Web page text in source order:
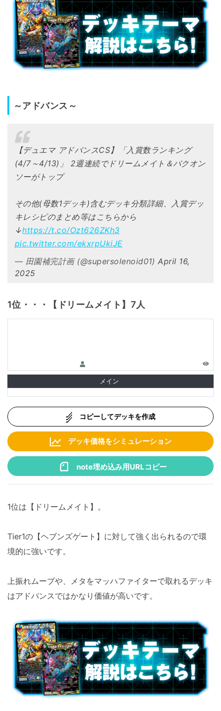
～アドバンス～
【デュエマ アドバンスCS】「入賞数ランキング
(4/7～4/13)」 2週連続でドリームメイト＆バクオン
ソーがトップ
その他(母数1デッキ)含むデッキ分類詳細、入賞デッ
キレシピのまとめ等はこちらから
↓https://t.co/Ozt626ZKh3
pic.twitter.com/ekxrpUkiJE
— 田園補完計画 (@supersolenoid01)April 16,
2025
1位・・・【ドリームメイト】7人
メイン
コピーしてデッキを作成
デッキ価格をシミュレーション
note埋め込み用URLコピー
1位は【ドリームメイト】。
Tier1の【ヘブンズゲート】に対して強く出られるので環
境的に強いです。
上振れムーブや、メタをマッハファイターで取れるデッキ
はアドバンスではかなり価値が高いです。